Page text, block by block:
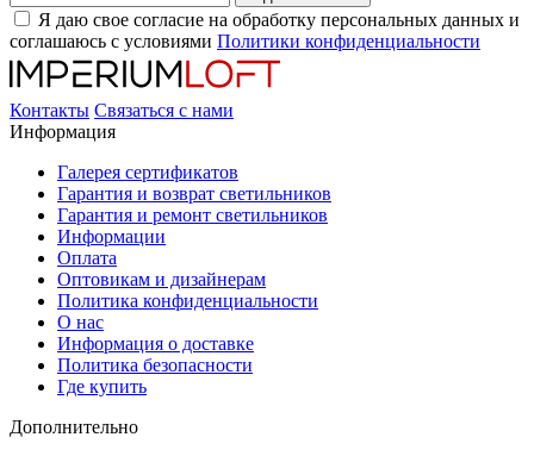
Я даю свое согласие на обработку персональных данных и
соглашаюсь с условиями Политики конфиденциальности
Контакты Связаться с нами
Информация
Галерея сертификатов
Гарантия и возврат светильников
Гарантия и ремонт светильников
Информации
Оплата
Оптовикам и дизайнерам
Политика конфиденциальности
О нас
Информация о доставке
Политика безопасности
Где купить
Дополнительно